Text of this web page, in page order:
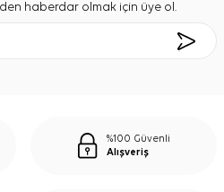
haberdar olmak için üye ol.
%100 Güvenli
Alışveriş